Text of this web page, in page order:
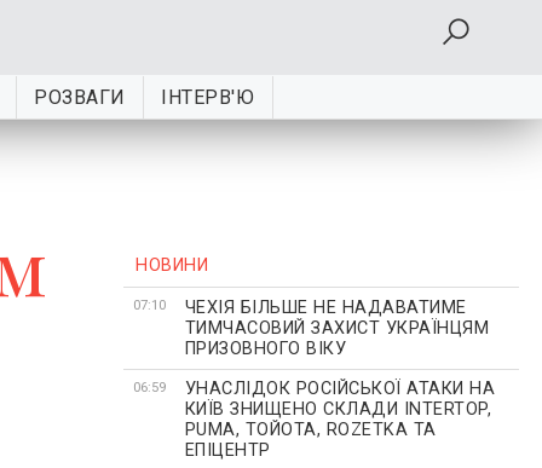
РОЗВАГИ ІНТЕРВ'Ю
НОВИНИ
07:10
ЧЕХІЯ БІЛЬШЕ НЕ НАДАВАТИМЕ
ТИМЧАСОВИЙ ЗАХИСТ УКРАЇНЦЯМ
ПРИЗОВНОГО ВІКУ
06:59
УНАСЛІДОК РОСІЙСЬКОЇ АТАКИ НА
КИЇВ ЗНИЩЕНО СКЛАДИ INTERTOP,
PUMA, ТОЙОТА, ROZETKA ТА
ЕПІЦЕНТР